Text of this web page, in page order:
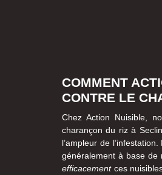
COMMENT
CONTRE LE
Chez Action Nuisible,
charançon du riz à
l’ampleur de
généralement à base de
efficacementces